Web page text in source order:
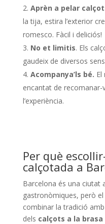
Aprèn a pelar
la tija, estira l’exterior
romesco. Fàcil i deliciós!
No et limitis. Els
gaudeix de diversos
Acompanya’ls bé. El
encantat de
l’experiència.
Per què
calçotada a
Barcelona és una ciutat
gastronòmiques, però
combinar la tradició
dels calçots a la brasa